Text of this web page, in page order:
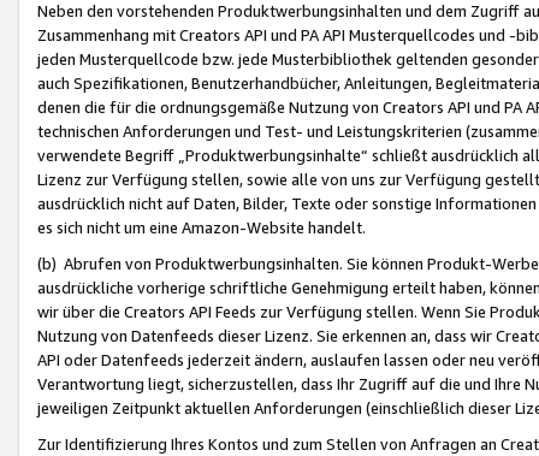
Neben den vorstehenden Produktwerbungsinhalten und dem Zugriff
Zusammenhang mit Creators API und PA API Musterquellcodes und
jeden Musterquellcode bzw. jede Musterbibliothek geltenden
auch Spezifikationen, Benutzerhandbücher, Anleitungen,
denen die für die ordnungsgemäße Nutzung von Creators API und PA
technischen Anforderungen und Test- und Leistungskriterien
verwendete Begriff „Produktwerbungsinhalte“ schließt ausdrücklich
Lizenz zur Verfügung stellen, sowie alle von uns zur Verfügung
ausdrücklich nicht auf Daten, Bilder, Texte oder sonstige
es sich nicht um eine Amazon-Website handelt.
(b) Abrufen von Produktwerbungsinhalten. Sie können Produkt-
ausdrückliche vorherige schriftliche Genehmigung erteilt haben,
wir über die Creators API Feeds zur Verfügung stellen. Wenn Sie
Nutzung von Datenfeeds dieser Lizenz. Sie erkennen an, dass wir
API oder Datenfeeds jederzeit ändern, auslaufen lassen oder neu
Verantwortung liegt, sicherzustellen, dass Ihr Zugriff auf die und Ihre
jeweiligen Zeitpunkt aktuellen Anforderungen (einschließlich dieser
Zur Identifizierung Ihres Kontos und zum Stellen von Anfragen an